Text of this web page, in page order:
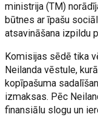
ministrija (TM)
būtnes ar īpašu
atsavināšana izpildu
Komisijas sēdē tika
Neilanda vēstule,
kopīpašuma
izmaksas. Pēc
finansiālu slogu un